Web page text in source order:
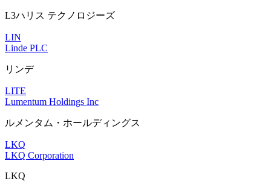
L3ハリス テクノロジーズ
LIN
Linde PLC
リンデ
LITE
Lumentum Holdings Inc
ルメンタム・ホールディングス
LKQ
LKQ Corporation
LKQ